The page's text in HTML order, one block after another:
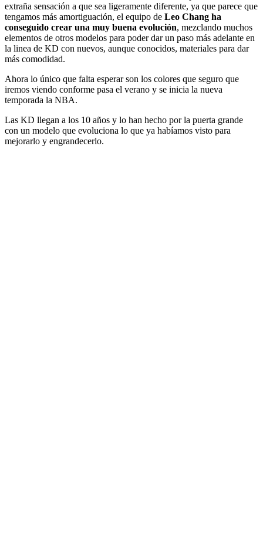
extraña sensación a que sea ligeramente diferente, ya que parece que
tengamos más amortiguación, el equipo de Leo Chang ha
conseguido crear una muy buena evolución, mezclando muchos
elementos de otros modelos para poder dar un paso más adelante en
la linea de KD con nuevos, aunque conocidos, materiales para dar
más comodidad.
Ahora lo único que falta esperar son los colores que seguro que
iremos viendo conforme pasa el verano y se inicia la nueva
temporada la NBA.
Las KD llegan a los 10 años y lo han hecho por la puerta grande
con un modelo que evoluciona lo que ya habíamos visto para
mejorarlo y engrandecerlo.